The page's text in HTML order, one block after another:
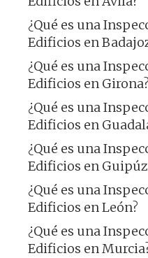
¿Qué es una
Edificios en
¿Qué es una
Edificios en Girona?
¿Qué es una
Edificios en
¿Qué es una
Edificios en
¿Qué es una
Edificios en León?
¿Qué es una
Edificios en